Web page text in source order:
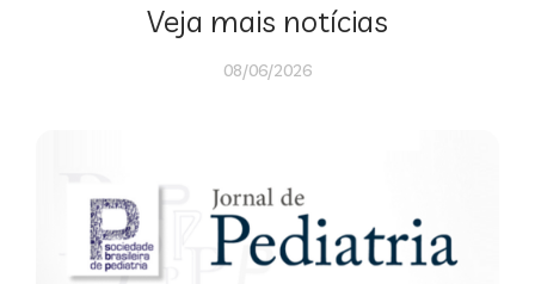
Veja mais notícias
08/06/2026